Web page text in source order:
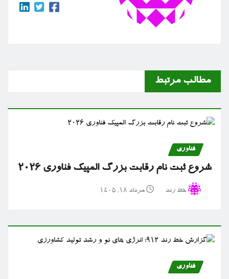
مطالب مرتبط
فناوری
شروع ثبت نام رقابت بزرگ المپیک فناوری ۲۰۲۶
خط رند مرداد ۱۸, ۱۴۰۵
فناوری